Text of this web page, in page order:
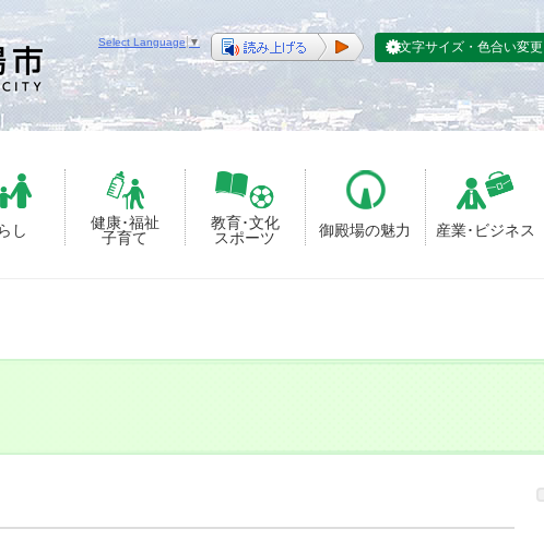
し
健康･福祉
子育て
教育･文化
スポーツ
御殿場の魅力 産業･ビジネス
Select Language ▼ 文字サイズ・色合い変更